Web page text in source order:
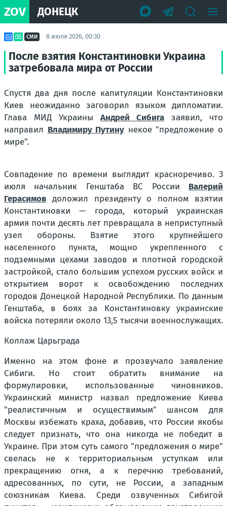
ZOV ДОНЕЦК
СМИ 8 июля 2026, 00:30
После взятия Константиновки Украина
затребовала мира от России
Спустя два дня после капитуляции Константиновки
Киев неожиданно заговорил языком дипломатии.
Глава МИД Украины Андрей Сибига заявил, что
направил Владимиру Путину некое "предложение о
мире".
Совпадение по времени выглядит красноречиво. 3
июля начальник Генштаба ВС России Валерий
Герасимов доложил президенту о полном взятии
Константиновки — города, который украинская
армия почти десять лет превращала в неприступный
узел обороны. Взятие этого крупнейшего
населенного пункта, мощно укрепленного с
подземными цехами заводов и плотной городской
застройкой, стало большим успехом русских войск и
открытием ворот к освобождению последних
городов Донецкой Народной Республики. По данным
Генштаба, в боях за Константиновку украинские
войска потеряли около 13,5 тысячи военнослужащих.
Коллаж Царьграда
Именно на этом фоне и прозвучало заявление
Сибиги. Но стоит обратить внимание на
формулировки, использованные чиновников.
Украинский министр назвал предложение Киева
"реалистичным и осуществимым" шансом для
Москвы избежать краха, добавив, что России якобы
следует признать, что она никогда не победит в
Украине. При этом суть самого "предложения о мире"
свелась не к территориальным уступкам или
прекращению огня, а к перечню требований,
адресованных, по сути, не России, а западным
союзникам Киева. Среди озвученных Сибигой